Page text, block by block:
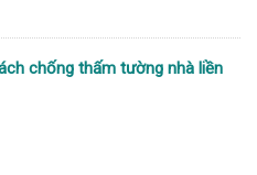
chống thấm tường nhà liền